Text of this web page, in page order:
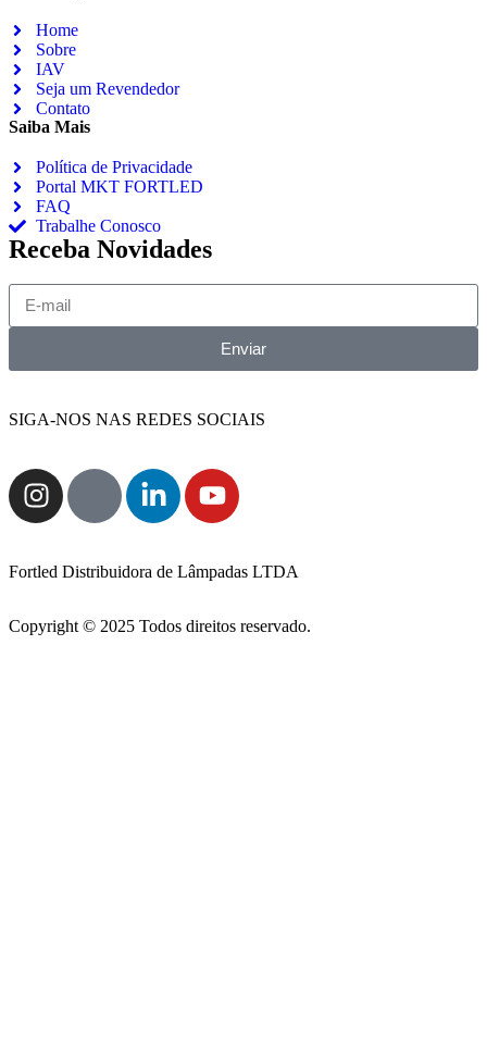
Home
Sobre
IAV
Seja um Revendedor
Contato
Saiba Mais
Política de Privacidade
Portal MKT FORTLED
FAQ
Trabalhe Conosco
Receba Novidades
Enviar
SIGA-NOS NAS REDES SOCIAIS
Fortled Distribuidora de Lâmpadas LTDA
Copyright © 2025 Todos direitos reservado.